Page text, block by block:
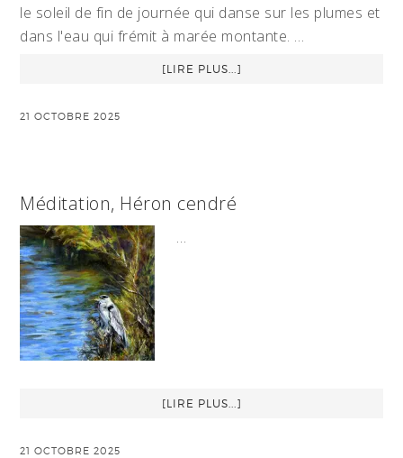
le soleil de fin de journée qui danse sur les plumes et
dans l'eau qui frémit à marée montante. …
[LIRE PLUS...]
21 OCTOBRE 2025
Méditation, Héron cendré
…
[LIRE PLUS...]
21 OCTOBRE 2025